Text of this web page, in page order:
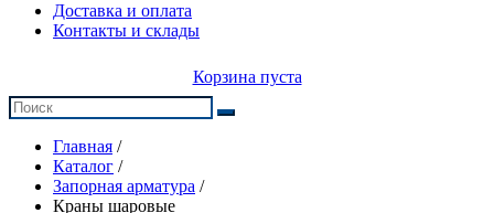
Доставка и оплата
Контакты и склады
Корзина пуста
Главная /
Каталог /
Запорная арматура /
Краны шаровые